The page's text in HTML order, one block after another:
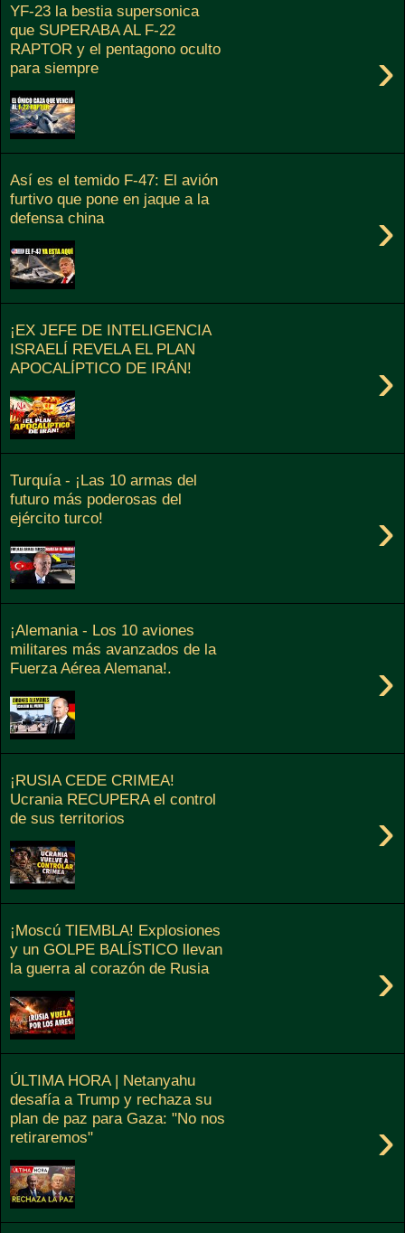
YF-23 la bestia supersonica
que SUPERABA AL F-22
RAPTOR y el pentagono oculto
para siempre
›
Así es el temido F-47: El avión
furtivo que pone en jaque a la
defensa china
›
¡EX JEFE DE INTELIGENCIA
ISRAELÍ REVELA EL PLAN
APOCALÍPTICO DE IRÁN!
›
Turquía - ¡Las 10 armas del
futuro más poderosas del
ejército turco!
›
¡Alemania - Los 10 aviones
militares más avanzados de la
Fuerza Aérea Alemana!.
›
¡RUSIA CEDE CRIMEA!
Ucrania RECUPERA el control
de sus territorios
›
¡Moscú TIEMBLA! Explosiones
y un GOLPE BALÍSTICO llevan
la guerra al corazón de Rusia
›
ÚLTIMA HORA | Netanyahu
desafía a Trump y rechaza su
plan de paz para Gaza: "No nos
retiraremos"
›